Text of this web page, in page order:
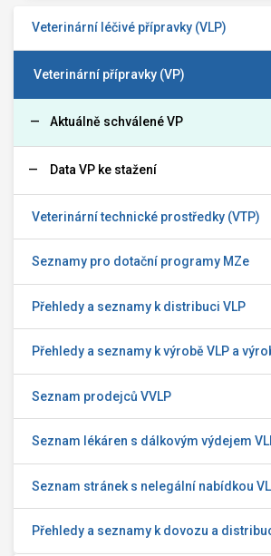
Veterinární léčivé přípravky (VLP)
Veterinární přípravky (VP)
Aktuálně schválené VP
Data VP ke stažení
Veterinární technické prostředky (VTP)
Seznamy pro dotační programy MZe
Přehledy a seznamy k distribuci VLP
Přehledy a seznamy k výrobě VLP a
Seznam prodejců VVLP
Seznam lékáren s dálkovým výdejem
Seznam stránek s nelegální nabídkou
Přehledy a seznamy k dovozu a